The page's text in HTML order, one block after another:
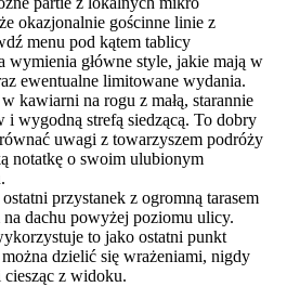
okazjonalnie gościnne linie z
menu pod kątem tablicy
wymienia główne style, jakie mają w
ewentualne limitowane wydania.
kawiarni na rogu z małą, starannie
i wygodną strefą siedzącą. To dobry
uwagi z towarzyszem podróży
notatkę o swoim ulubionym
przystanek z ogromną tarasem
dachu powyżej poziomu ulicy.
to jako ostatni punkt
można dzielić się wrażeniami, nigdy
ciesząc z widoku.